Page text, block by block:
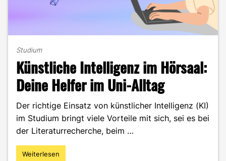
Studium
Künstliche Intelligenz im Hörsaal:
Deine Helfer im Uni-Alltag
Der richtige Einsatz von künstlicher Intelligenz (KI)
im Studium bringt viele Vorteile mit sich, sei es bei
der Literaturrecherche, beim …
"Künstliche
Weiterlesen